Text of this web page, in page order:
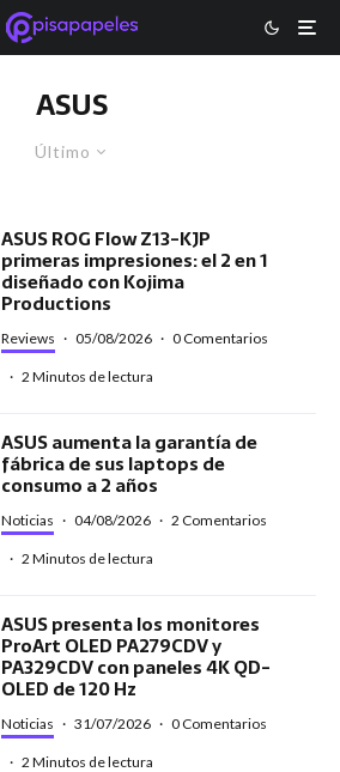
ASUS
Último
ASUS ROG Flow Z13-KJP
primeras impresiones: el 2 en 1
diseñado con Kojima
Productions
Reviews · 05/08/2026 · 0 Comentarios
· 2 Minutos de lectura
ASUS aumenta la garantía de
fábrica de sus laptops de
consumo a 2 años
Noticias · 04/08/2026 · 2 Comentarios
· 2 Minutos de lectura
ASUS presenta los monitores
ProArt OLED PA279CDV y
PA329CDV con paneles 4K QD-
OLED de 120 Hz
Noticias · 31/07/2026 · 0 Comentarios
· 2 Minutos de lectura